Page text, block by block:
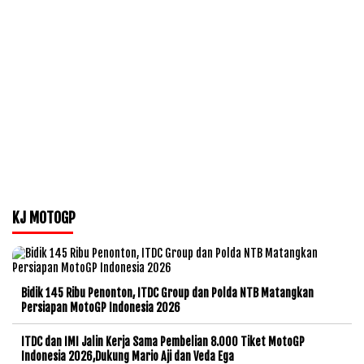
KJ MOTOGP
Bidik 145 Ribu Penonton, ITDC Group dan Polda NTB Matangkan
Persiapan MotoGP Indonesia 2026
ITDC dan IMI Jalin Kerja Sama Pembelian 8.000 Tiket MotoGP
Indonesia 2026,Dukung Mario Aji dan Veda Ega